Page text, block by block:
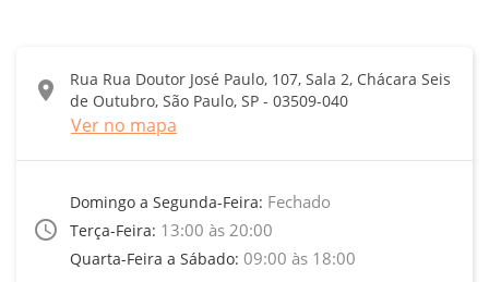
location_on
Rua Rua Doutor José Paulo, 107, Sala 2, Chácara Seis
de Outubro, São Paulo, SP - 03509-040
Ver no mapa
access_time
Domingo a Segunda-Feira: Fechado
Terça-Feira: 13:00 às 20:00
Quarta-Feira a Sábado: 09:00 às 18:00